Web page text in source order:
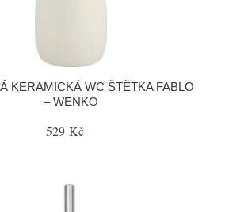
KERAMICKÁ WC ŠTĚTKA FABLO
– WENKO
529 Kč